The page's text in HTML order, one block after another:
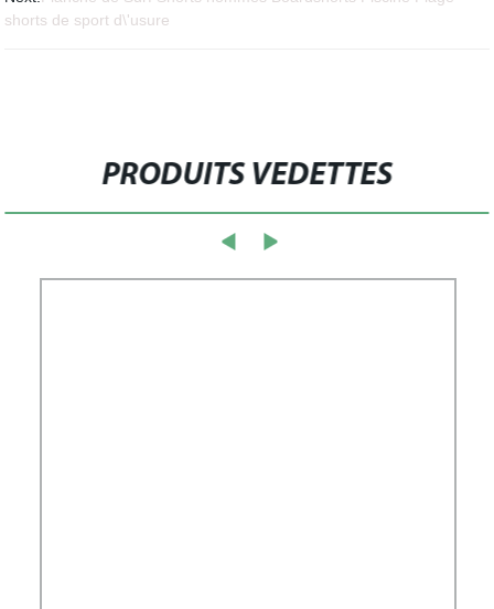
shorts de sport d\'usure
PRODUITS VEDETTES